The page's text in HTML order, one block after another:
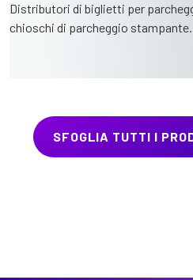
Distributori di biglietti per
chioschi di parcheggio
SFOGLIA TUTTI I